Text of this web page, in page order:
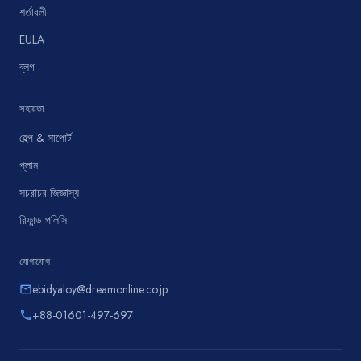
শর্তাবলী
EULA
ব্লগ
সহায়তা
হেল্প & সাপোর্ট
প্লান
সচরাচর জিজ্ঞাস্য
রিফান্ড পলিসি
যোগাযোগ
emailebidyaloy@dreamonline.co.jp
phone+88-01601-497-697